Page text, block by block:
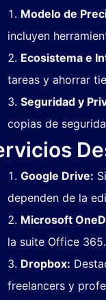
Modelo de
incluyen
Ecosistema e
tareas y ahorrar
Seguridad y
copias de
Google Drive:
dependen de la
Microsoft
la suite Office 365.
Dropbox:
freelancers y